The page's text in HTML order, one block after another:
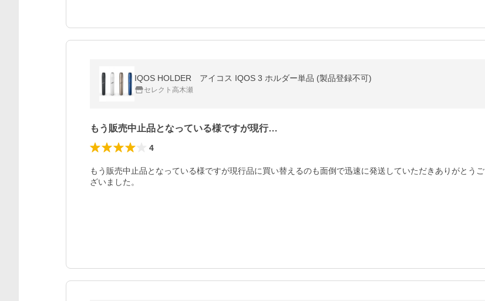
IQOS HOLDER アイコス IQOS 3 ホルダー単品 (製品登録不可)
セレクト高木瀬
もう販売中止品となっている様ですが現行…
4
もう販売中止品となっている様ですが現行品に買い替えるのも面倒で迅速に発送していただきありがとうご
ざいました。